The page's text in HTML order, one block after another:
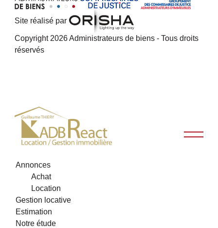
Site réalisé par
Copyright 2026 Administrateurs de biens - Tous droits
réservés
Annonces
Achat
Location
Gestion locative
Estimation
Notre étude